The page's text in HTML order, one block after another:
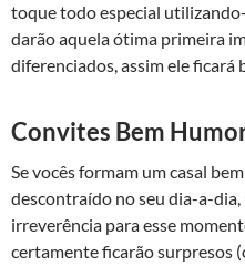
toque todo especial
darão aquela ótima primeira
diferenciados, assim ele ficará
Convites Bem
Se vocês formam um casal
descontraído no seu dia-a-dia,
irreverência para esse
certamente ficarão surpresos